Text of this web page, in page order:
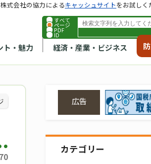
すべて
ページ
PDF
ID
ト・魅力 経済・産業・ビジネス
式会社の協力によるキャッシュサイトをお試しく
広告
カテゴリー